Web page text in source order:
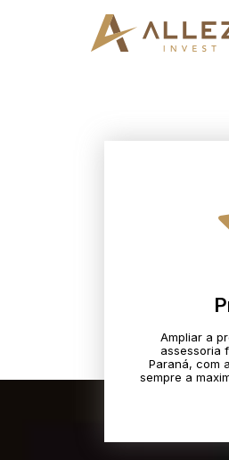
Ampliar a
assessoria
Paraná, com
sempre a